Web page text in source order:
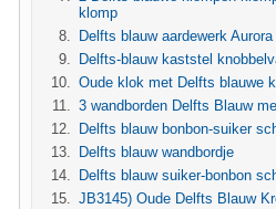
klomp
Delfts blauw aardewerk
Delfts-blauw kaststel
Oude klok met Delfts blauwe
3 wandborden Delfts Blauw
Delfts blauw bonbon-suiker
Delfts blauw wandbordje
Delfts blauw suiker-bonbon
JB3145) Oude Delfts Blauw